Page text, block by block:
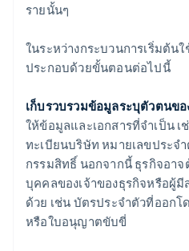
รายนั้นๆ
ในระหว่างกระบวนการเริ่มต้น
ประกอบด้วยขั้นตอนต่อไปนี้
เก็บรวบรวมข้อมูลระบุตัวตนขอ
ให้ข้อมูลและเอกสารที่จำเป็น เ
ทะเบียนบริษัท หมายเลขประจ
กรรมสิทธิ์ นอกจากนี้ ธุรกิจอาจ
บุคคลของเจ้าของธุรกิจหรือผู้
ด้วย เช่น บัตรประจำตัวที่ออกโ
หรือใบอนุญาตขับขี่